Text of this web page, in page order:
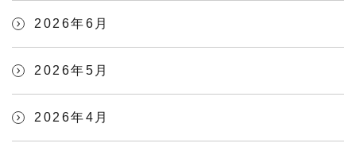
2026年6月
2026年5月
2026年4月